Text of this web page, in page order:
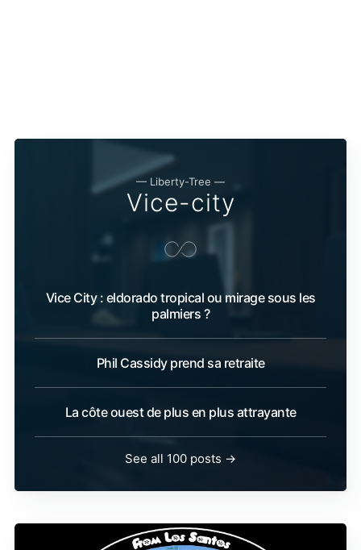
— Liberty-Tree —
Vice-city
Vice City : eldorado tropical ou mirage sous les
palmiers ?
Phil Cassidy prend sa retraite
La côte ouest de plus en plus attrayante
See all 100 posts →